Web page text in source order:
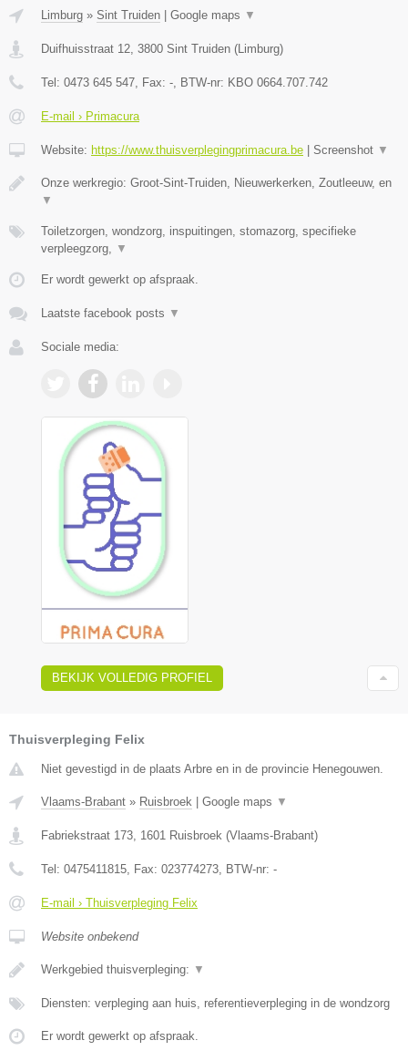
Limburg » Sint Truiden Google maps ▼
Duifhuisstraat 12 3800 Sint Truiden ( Limburg)
Tel: 0473 645 547 , Fax: - , BTW-nr: KBO 0664.707.742
E-mail › Primacura
Website: https://www.thuisverplegingprimacura.be Screenshot ▼
Onze werkregio: Groot-Sint-Truiden, Nieuwerkerken, Zoutleeuw, en
▼
Toiletzorgen, wondzorg, inspuitingen, stomazorg, specifieke
verpleegzorg,
▼
Er wordt gewerkt op afspraak.
Laatste facebook posts ▼
Sociale media:
BEKIJK VOLLEDIG PROFIEL
Thuisverpleging Felix
Niet gevestigd in de plaats Arbre en in de provincie Henegouwen.
Vlaams-Brabant » Ruisbroek Google maps ▼
Fabriekstraat 173 1601 Ruisbroek (Vlaams-Brabant)
Tel: 0475411815 , Fax: 023774273 , BTW-nr: -
E-mail › Thuisverpleging Felix
Website onbekend
Werkgebied thuisverpleging: ▼
Diensten: verpleging aan huis, referentieverpleging in de wondzorg
Er wordt gewerkt op afspraak.